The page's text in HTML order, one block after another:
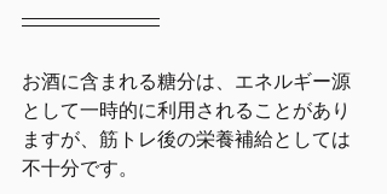
お酒に含まれる糖分は、エネルギー源
として一時的に利用されることがあり
ますが、筋トレ後の栄養補給としては
不十分です。